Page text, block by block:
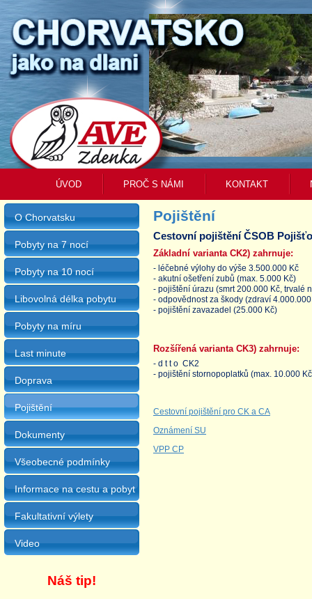
ÚVOD PROČ S NÁMI KONTAKT
O Chorvatsku
Pobyty na 7 nocí
Pobyty na 10 nocí
Libovolná délka pobytu
Pobyty na míru
Last minute
Doprava
Pojištění
Dokumenty
Všeobecné podmínky
Informace na cestu a pobyt
Fakultativní výlety
Video
Náš tip!
Pojištění
Cestovní pojištění ČSOB
Základní varianta CK2) zahrnuje:
- léčebné výlohy do výše 3.500.000 Kč
- akutní ošetření zubů (max. 5.000 Kč)
- pojištění úrazu (smrt 200.000 Kč, trvalé
- odpovědnost za škody (zdraví
- pojištění zavazadel (25.000 Kč)
Rozšířená varianta CK3) zahrnuje:
- d t t o CK2
- pojištění stornopoplatků (max. 10.000
Cestovní pojištění pro CK a CA
Oznámení SU
VPP CP